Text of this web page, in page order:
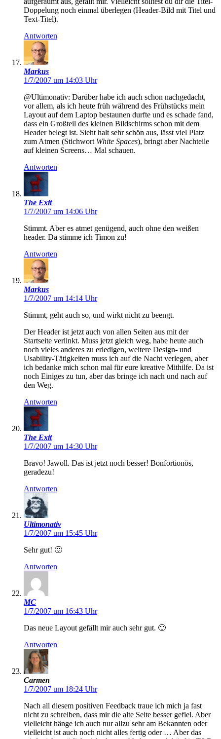
Doppelung noch einmal überlegen (Header-Bild mit Titel und
Text-Titel).
Antworten
Markus
1/7/2007 um 14:03 Uhr
@Ultimonativ: Darüber habe ich auch schon nachgedacht,
vor allem, als ich heute früh während des Frühstücks mein
Layout auf dem Laptop bestaunen durfte und es schade fand,
dass ein Großteil des kleinen Bildschirms schon mit dem
Header belegt ist. Sieht halt sehr schön aus, lässt viel Platz
zum Atmen (Stichwort White Spaces), bringt aber Nachteile
auf kleinen Screens… Mal schauen.
Antworten
The Exit
1/7/2007 um 14:06 Uhr
Stimmt. Aber es atmet genügend, auch ohne den weißen
header. Da stimme ich Timon zu!
Antworten
Markus
1/7/2007 um 14:14 Uhr
Stimmt, geht auch so, und wirkt nicht zu beengt.
Der Header ist jetzt auch von allen Seiten aus mit der
Startseite verlinkt. Muss jetzt gleich weg, habe heute auch
noch vieles anderes zu erledigen, weitere Design- und
Usability-Tätigkeiten muss ich auf die Nacht verlegen, aber
ich bedanke mich schon mal für eure kreative Mithilfe. Da ist
noch Einiges zu tun, aber das bringe ich nach und nach auf
den Weg.
Antworten
The Exit
1/7/2007 um 14:30 Uhr
Bravo! Jawoll. Das ist jetzt noch besser! Bonfortionös,
geradezu!
Antworten
Ultimonativ
1/7/2007 um 15:45 Uhr
Sehr gut! 🙂
Antworten
MC
1/7/2007 um 16:43 Uhr
Das neue Layout gefällt mir auch sehr gut. 🙂
Antworten
Carmen
1/7/2007 um 18:24 Uhr
Nach all diesem positiven Feedback traue ich mich ja fast
nicht zu schreiben, dass mir die alte Seite besser gefiel. Aber
vielleicht hänge ich auch nur allzu sehr am Bekannten oder
vielleicht ist auch noch nicht alles fertig oder … Aber das